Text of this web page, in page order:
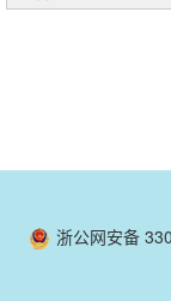
浙公网安备